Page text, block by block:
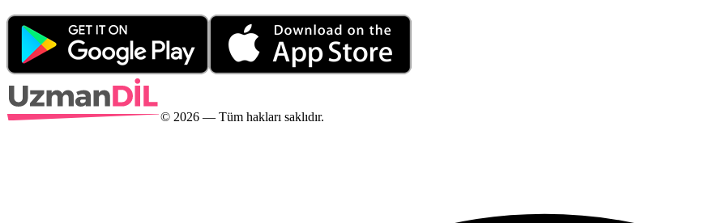
© 2026 — Tüm hakları saklıdır.